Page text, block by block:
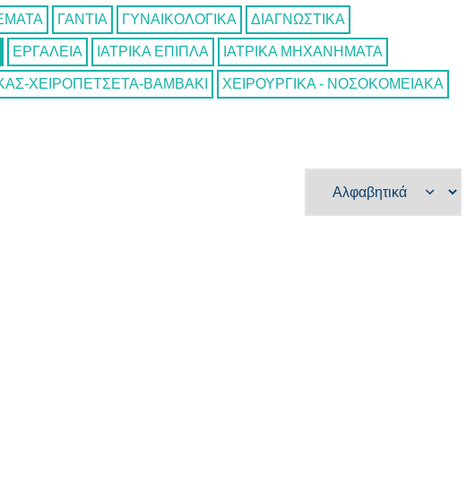
ΓΑΝΤΙΑ ΓΥΝΑΙΚΟΛΟΓΙΚΑ ΔΙΑΓΝΩΣΤΙΚΑ
ΕΡΓΑΛΕΙΑ ΙΑΤΡΙΚΑ ΕΠΙΠΛΑ ΙΑΤΡΙΚΑ ΜΗΧΑΝΗΜΑΤΑ
ΧΕΙΡΟΠΕΤΣΕΤΑ-ΒΑΜΒΑΚΙ ΧΕΙΡΟΥΡΓΙΚΑ - ΝΟΣΟΚΟΜΕΙΑΚΑ